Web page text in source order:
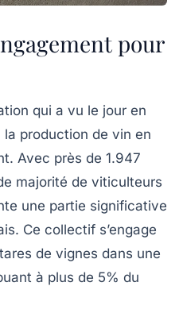
pour
qui a vu le jour en
production de vin en
Avec près de 1.947
majorité de viticulteurs
une partie significative
Ce collectif s’engage
de vignes dans une
à plus de 5% du